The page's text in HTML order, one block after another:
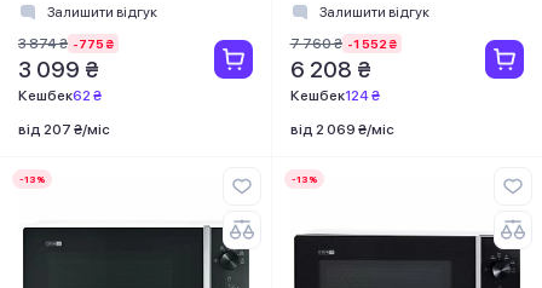
Залишити відгук
3 874 ₴ -775 ₴
3 099 ₴
Кешбек62 ₴
від 207 ₴/міс
Залишити відгук
7 760 ₴ -1 552 ₴
6 208 ₴
Кешбек124 ₴
від 2 069 ₴/міс
-13% -13%